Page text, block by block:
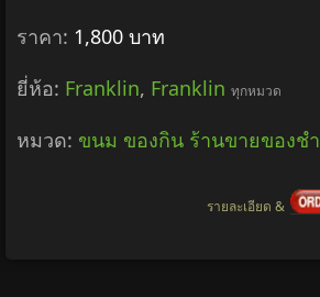
ราคา: 1,800 บาท
ยี่ห้อ: Franklin, Franklin ทุกหมวด
หมวด: ขนม ของกิน ร้านขายของชำ
รายละเอียด &